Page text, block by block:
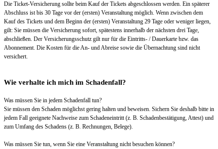
Die Ticket-Versicherung sollte beim Kauf der Tickets abgeschlossen werden. Ein späterer
Abschluss ist bis 30 Tage vor der (ersten) Veranstaltung möglich. Wenn zwischen dem
Kauf des Tickets und dem Beginn der (ersten) Veranstaltung 29 Tage oder weniger liegen,
gilt: Sie müssen die Versicherung sofort, spätestens innerhalb der nächsten drei Tage,
abschließen. Der Versicherungsschutz gilt nur für die Eintritts- / Dauerkarte bzw. das
Abonnement. Die Kosten für die An- und Abreise sowie die Übernachtung sind nicht
versichert.
Wie verhalte ich mich im Schadenfall?
Was müssen Sie in jedem Schadenfall tun?
Sie müssen den Schaden möglichst gering halten und beweisen. Sichern Sie deshalb bitte in
jedem Fall geeignete Nachweise zum Schadeneintritt (z. B. Schadenbestätigung, Attest) und
zum Umfang des Schadens (z. B. Rechnungen, Belege).
Was müssen Sie tun, wenn Sie eine Veranstaltung nicht besuchen können?